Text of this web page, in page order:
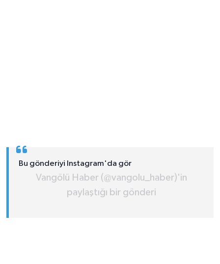
Bu gönderiyi Instagram'da gör
Vangölü Haber (@vangolu_haber)'in
paylaştığı bir gönderi